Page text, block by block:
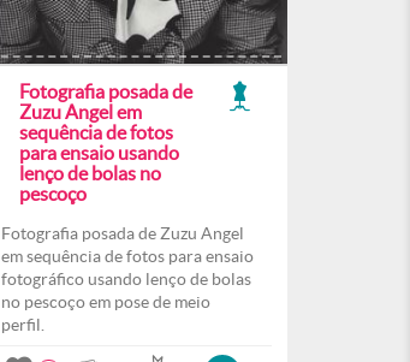
Fotografia posada de
Zuzu Angel em
sequência de fotos
para ensaio usando
lenço de bolas no
pescoço
Fotografia posada de Zuzu Angel
em sequência de fotos para ensaio
fotográfico usando lenço de bolas
no pescoço em pose de meio
perfil.